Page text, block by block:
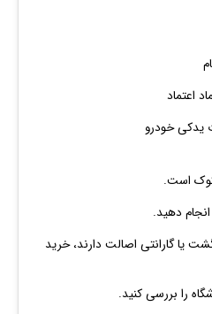
اعتماد
خودرو
است.
دهید.
یا گارانتی اصالت دارند، خرید
را بررسی کنید.